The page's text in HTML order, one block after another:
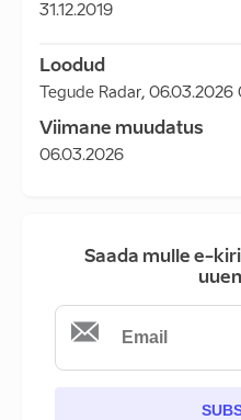
31.12.2019
Loodud
Tegude Radar, 06.03.2026
Viimane muudatus
06.03.2026
Saada mulle e-